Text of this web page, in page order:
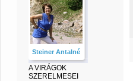
Steiner Antalné
A VIRÁGOK
SZERELMESEI